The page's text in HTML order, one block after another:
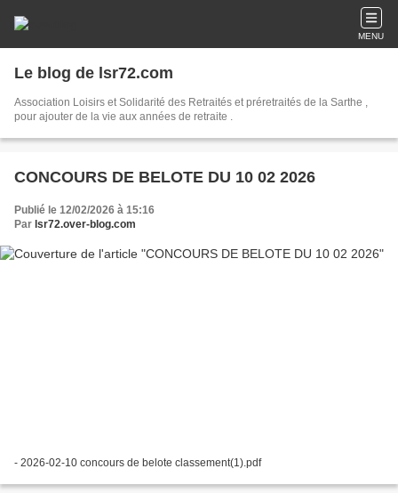
MENU
Le blog de lsr72.com
Association Loisirs et Solidarité des Retraités et préretraités de la Sarthe ,
pour ajouter de la vie aux années de retraite .
CONCOURS DE BELOTE DU 10 02 2026
Publié le 12/02/2026 à 15:16
Par lsr72.over-blog.com
- 2026-02-10 concours de belote classement(1).pdf